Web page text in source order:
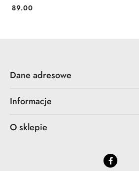
Cena:
89.00
Dane adresowe
Informacje
O sklepie